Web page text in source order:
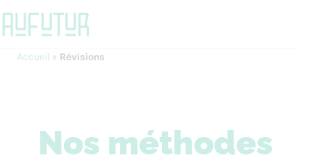
Accueil » Révisions
Nos méthodes